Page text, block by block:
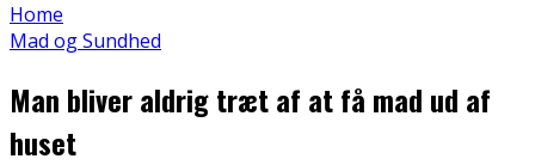
Home
Mad og Sundhed
Man bliver aldrig træt af at få mad ud af
huset